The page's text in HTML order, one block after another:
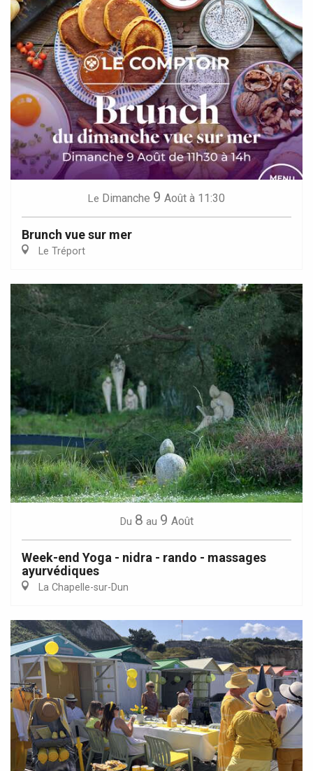
Le Dimanche 9 Août à 11:30
Brunch vue sur mer
Le Tréport
Du 8 au 9 Août
Week-end Yoga - nidra - rando - massages
ayurvédiques
La Chapelle-sur-Dun